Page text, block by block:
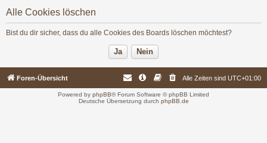
Alle Cookies löschen
Bist du dir sicher, dass du alle Cookies des Boards löschen möchtest?
Foren-Übersicht Alle Zeiten sind UTC+01:00
Powered by phpBB® Forum Software © phpBB Limited
Deutsche Übersetzung durch phpBB.de